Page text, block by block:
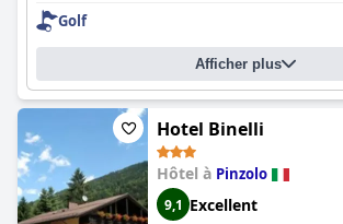
Golf
Afficher plus
Hotel Binelli
Hôtel à Pinzolo
9,1 Excellent